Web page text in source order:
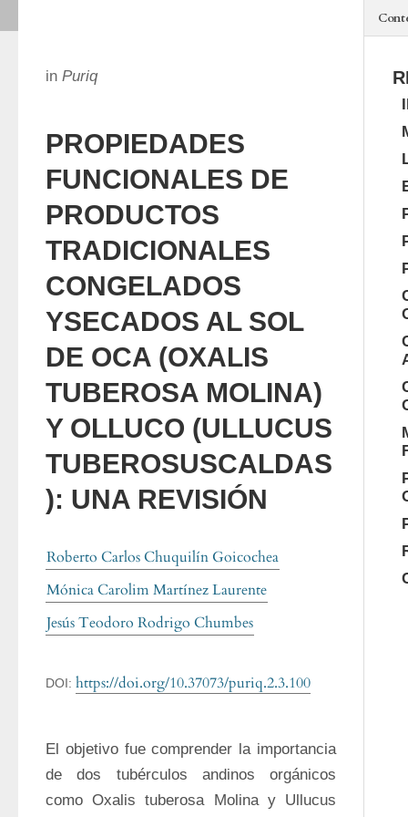
in Puriq
PROPIEDADES
FUNCIONALES DE
PRODUCTOS
TRADICIONALES
CONGELADOS
YSECADOS AL SOL
DE OCA (OXALIS
TUBEROSA MOLINA)
Y OLLUCO (ULLUCUS
TUBEROSUSCALDAS
): UNA REVISIÓN
Roberto Carlos Chuquilín Goicochea
Mónica Carolim Martínez Laurente
Jesús Teodoro Rodrigo Chumbes
DOI: https://doi.org/10.37073/puriq.2.3.100
El objetivo fue comprender la importancia
de dos tubérculos andinos orgánicos
como Oxalis tuberosa Molina y Ullucus